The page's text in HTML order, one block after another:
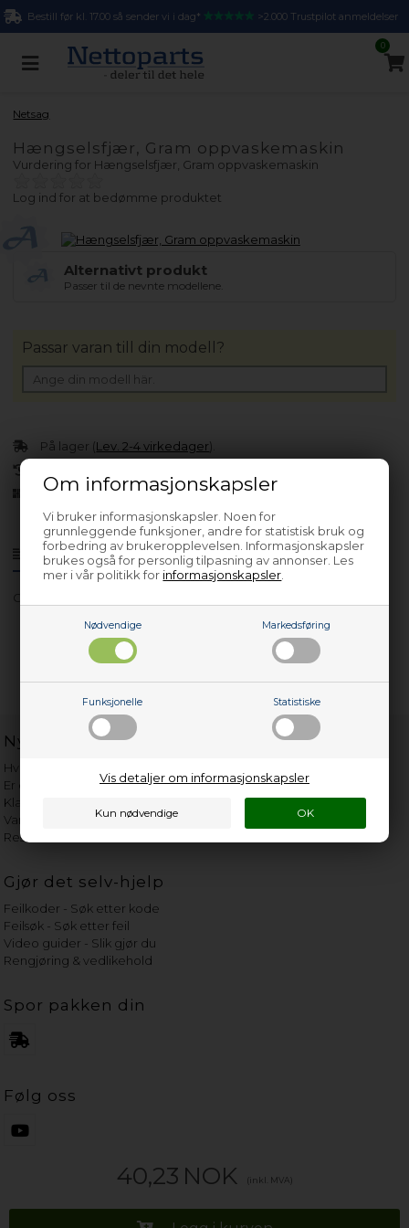
Om informasjonskapsler
Vi bruker informasjonskapsler. Noen for
grunnleggende funksjoner, andre for statistisk bruk og
forbedring av brukeropplevelsen. Informasjonskapsler
brukes også for personlig tilpasning av annonser. Les
mer i vår politikk for informasjonskapsler
Nødvendige Markedsføring
Funksjonelle Statistiske
Vis detaljer om informasjonskapsler
Bestill før kl. 17.00 så sender vi i dag* >2.000 Trustpilot anmeldelser
0
Netsag
Hængselsfjær, Gram oppvaskemaskin
Vurdering for Hængselsfjær, Gram oppvaskemaskin
Log ind for at bedømme produktet
Alternativt produkt
Passer til de nevnte modellene.
Produktinfo Spørsmål om varen?
GNU41820X
40,23 NOK (inkl. MVA)
På lager (Lev. 2-4 virkedager).
Siden 2013
Passar varan till din modell?
Nyttige lenker
Hvor gammelt er apparatet mitt?
Er det verdt å reparere?
Klage på bassengrobot
Vannets hardhetsgrad
Reservedeler etter merke
Gjør det selv-hjelp
Feilkoder - Søk etter kode
Feilsøk - Søk etter feil
Video guider - Slik gjør du
Rengjøring & vedlikehold
Spor pakken din
Følg oss